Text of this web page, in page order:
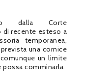
dalla Corte
recente esteso a
temporanea,
una cornice
un limite
possa comminarla.